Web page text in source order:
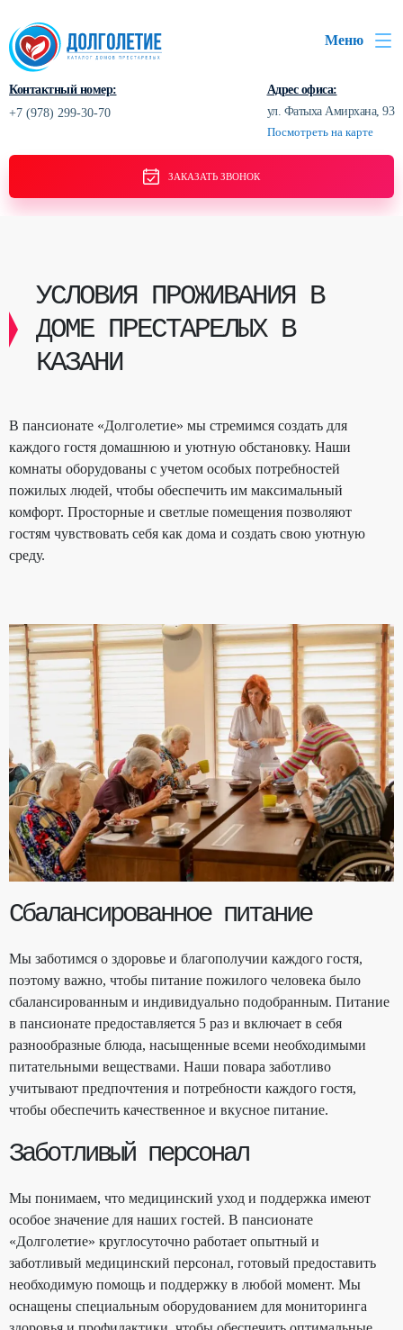
Адрес офиса:
ул. Фатыха Амирхана, 93
Посмотреть на карте
Контактный номер:
+7 (978) 299-30-70
Меню
ЗАКАЗАТЬ ЗВОНОК
УСЛОВИЯ ПРОЖИВАНИЯ В
ДОМЕ ПРЕСТАРЕЛЫХ В
КАЗАНИ
В пансионате «Долголетие» мы стремимся создать для
каждого гостя домашнюю и уютную обстановку. Наши
комнаты оборудованы с учетом особых потребностей
пожилых людей, чтобы обеспечить им максимальный
комфорт. Просторные и светлые помещения позволяют
гостям чувствовать себя как дома и создать свою уютную
среду.
Сбалансированное питание
Мы заботимся о здоровье и благополучии каждого гостя,
поэтому важно, чтобы питание пожилого человека было
сбалансированным и индивидуально подобранным. Питание
в пансионате предоставляется 5 раз и включает в себя
разнообразные блюда, насыщенные всеми необходимыми
питательными веществами. Наши повара заботливо
учитывают предпочтения и потребности каждого гостя,
чтобы обеспечить качественное и вкусное питание.
Заботливый персонал
Мы понимаем, что медицинский уход и поддержка имеют
особое значение для наших гостей. В пансионате
«Долголетие» круглосуточно работает опытный и
заботливый медицинский персонал, готовый предоставить
необходимую помощь и поддержку в любой момент. Мы
оснащены специальным оборудованием для мониторинга